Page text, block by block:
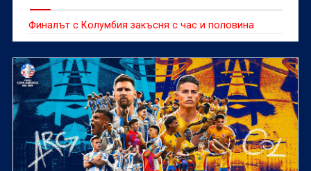
Финалът с Колумбия закъсня с час и половина